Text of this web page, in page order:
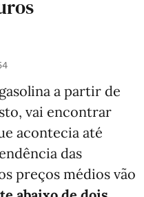
a partir de
vai encontrar
acontecia até
das
preços médios vão